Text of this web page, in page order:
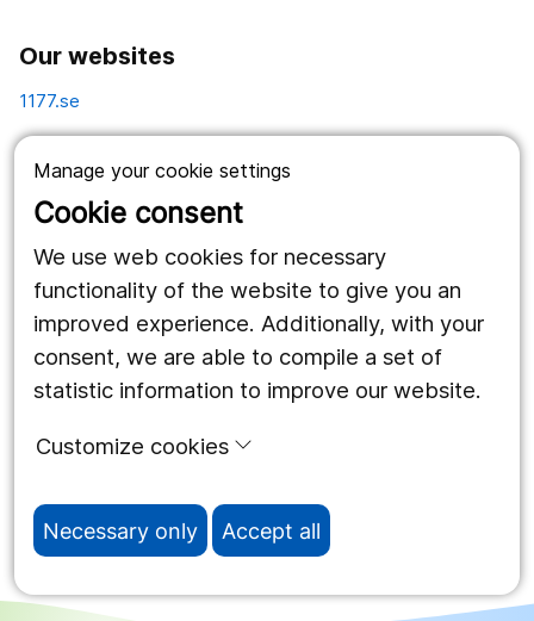
Manage your cookie settings
Cookie consent
We use web cookies for necessary
functionality of the website to give you an
improved experience. Additionally, with your
consent, we are able to compile a set of
statistic information to improve our website.
Customize cookies
Necessary only Accept all
Our websites
1177.se
Vårdgivare
Utveckling
Follow us
Facebook